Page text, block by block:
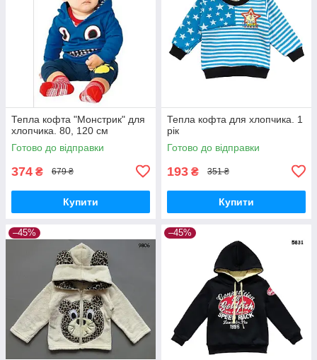
Тепла кофта "Монстрик" для
хлопчика. 80, 120 см
Готово до відправки
374 ₴ 679 ₴
Купити
Тепла кофта для хлопчика. 1
рік
Готово до відправки
193 ₴ 351 ₴
Купити
–45% –45%